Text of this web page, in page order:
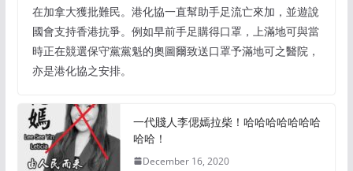
在加拿大獲批難民。港化協一直幫助手足流亡來加，並遊說
國會支持香港抗爭。例如早前手足購得口罩，上滿地可與當
時正在競選保守黨黨魁的奧圖爾致送口罩予滿地可之醫院，
亦是港化協之安排。
一代賤人李偲嫣拉柴！哈哈哈哈哈哈哈
哈哈！
December 16, 2020